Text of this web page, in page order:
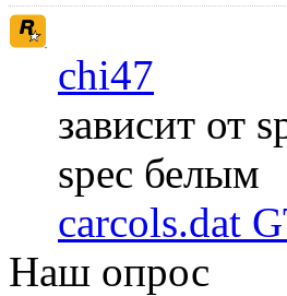
chi47
зависит от
spec белым
carcols.dat
Наш опрос